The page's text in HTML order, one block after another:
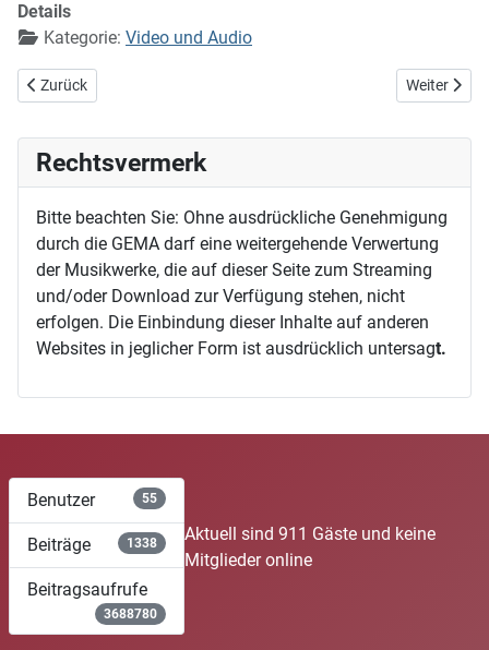
Details
Kategorie: Video und Audio
Vorheriger Beitrag: Die Weihnachtsgeschichte
Zurück Nächster
Weiter
Rechtsvermerk
Bitte beachten Sie: Ohne ausdrückliche Genehmigung
durch die GEMA darf eine weitergehende Verwertung
der Musikwerke, die auf dieser Seite zum Streaming
und/oder Download zur Verfügung stehen, nicht
erfolgen. Die Einbindung dieser Inhalte auf anderen
Websites in jeglicher Form ist ausdrücklich untersagt.
Benutzer 55
Beiträge 1338
Beitragsaufrufe
3688780
Aktuell sind 911 Gäste und keine
Mitglieder online